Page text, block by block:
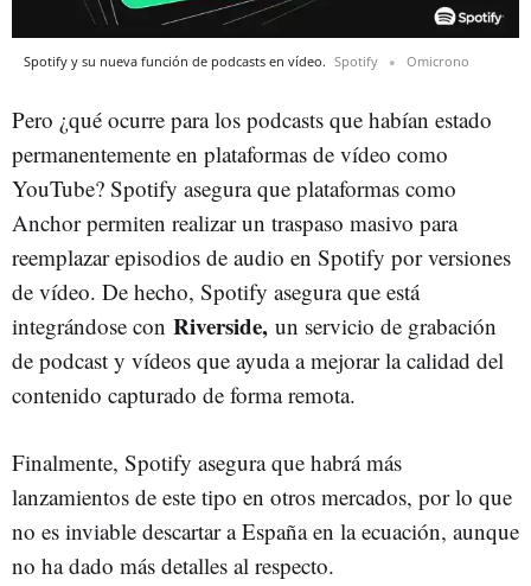
Spotify y su nueva función de podcasts en vídeo. Spotify Omicrono
Pero ¿qué ocurre para los podcasts que habían estado
permanentemente en plataformas de vídeo como
YouTube? Spotify asegura que plataformas como
Anchor permiten realizar un traspaso masivo para
reemplazar episodios de audio en Spotify por versiones
de vídeo. De hecho, Spotify asegura que está
integrándose con Riverside, un servicio de grabación
de podcast y vídeos que ayuda a mejorar la calidad del
contenido capturado de forma remota.
Finalmente, Spotify asegura que habrá más
lanzamientos de este tipo en otros mercados, por lo que
no es inviable descartar a España en la ecuación, aunque
no ha dado más detalles al respecto.